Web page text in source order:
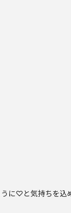
に♡と気持ちを込